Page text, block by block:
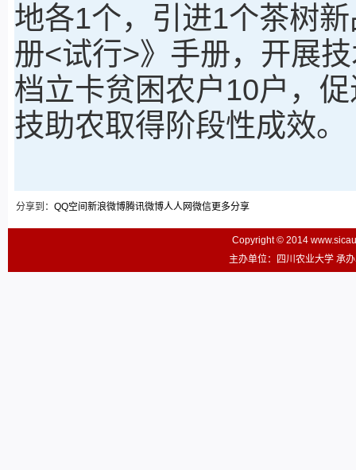
地各1个，引进1个茶树
册<试行>》手册，开展
档立卡贫困农户10户，
技助农取得阶段性成效。
分享到： QQ空间 新浪微博腾讯微博人人网微信更多分享
Copyright © 2014
主办单位：四川农业大学 承